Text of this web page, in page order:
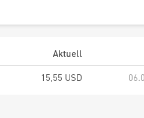
Aktuell
15,55 USD